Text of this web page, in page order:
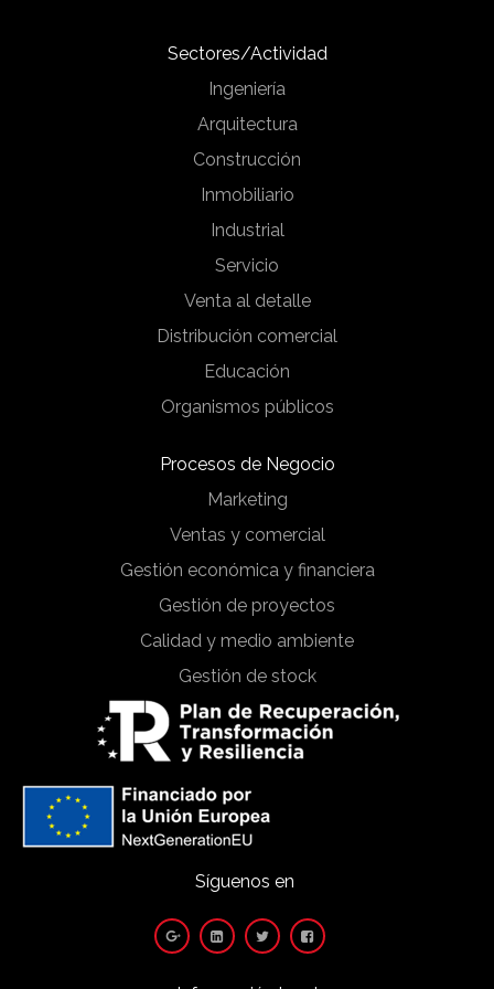
Sectores/Actividad
Ingeniería
Arquitectura
Construcción
Inmobiliario
Industrial
Servicio
Venta al detalle
Distribución comercial
Educación
Organismos públicos
Procesos de Negocio
Marketing
Ventas y comercial
Gestión económica y financiera
Gestión de proyectos
Calidad y medio ambiente
Gestión de stock
Síguenos en